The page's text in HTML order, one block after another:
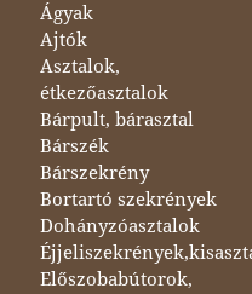
Ágyak
Ajtók
Asztalok,
étkezőasztalok
Bárpult, bárasztal
Bárszék
Bárszekrény
Bortartó szekrények
Dohányzóasztalok
Előszobabútorok,